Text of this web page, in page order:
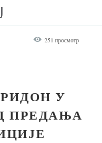
251 просмотр
У
ПРЕДАЊА